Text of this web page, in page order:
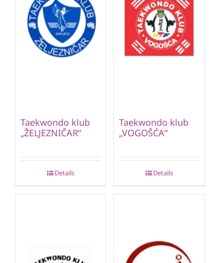
Taekwondo klub
„ŽELJEZNIČAR“
Details
Taekwondo klub
„VOGOŠĆA“
Details